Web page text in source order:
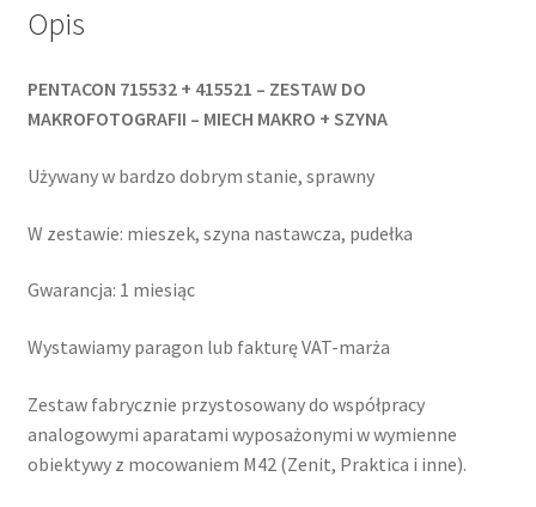
Opis
PENTACON 715532 + 415521 – ZESTAW DO
MAKROFOTOGRAFII – MIECH MAKRO + SZYNA
Używany w bardzo dobrym stanie, sprawny
W zestawie: mieszek, szyna nastawcza, pudełka
Gwarancja: 1 miesiąc
Wystawiamy paragon lub fakturę VAT-marża
Zestaw fabrycznie przystosowany do współpracy
analogowymi aparatami wyposażonymi w wymienne
obiektywy z mocowaniem M42 (Zenit, Praktica i inne).